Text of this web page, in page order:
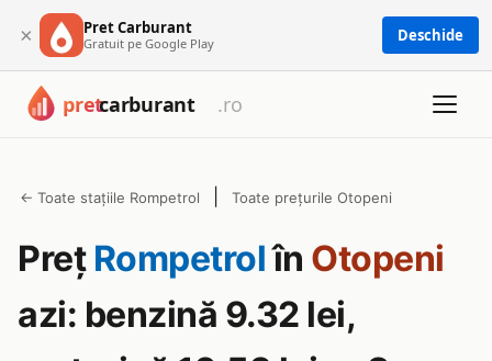
× Pret Carburant
Gratuit pe Google Play Deschide
← Toate stațiile Rompetrol Toate prețurile Otopeni
Preț Rompetrolîn Otopeni
azi: benzină 9.32 lei,